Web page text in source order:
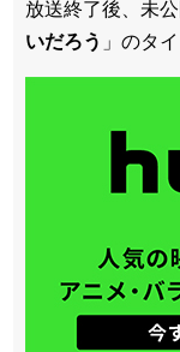
放送終了後、未
いだろう 」のタ